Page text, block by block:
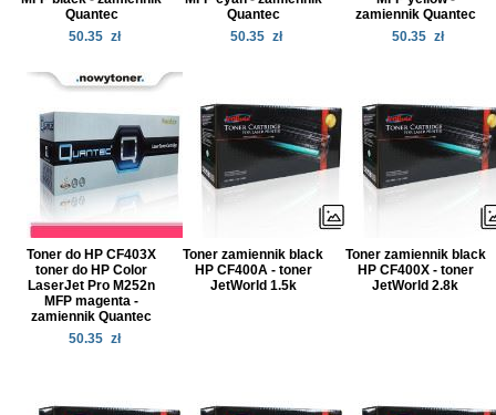
Quantec
50.35 zł
Quantec
50.35 zł
zamiennik Quantec
50.35 zł
Toner do HP CF403X
toner do HP Color
LaserJet Pro M252n
MFP magenta -
zamiennik Quantec
50.35 zł
Toner zamiennik black
HP CF400A - toner
JetWorld 1.5k
Toner zamiennik black
HP CF400X - toner
JetWorld 2.8k